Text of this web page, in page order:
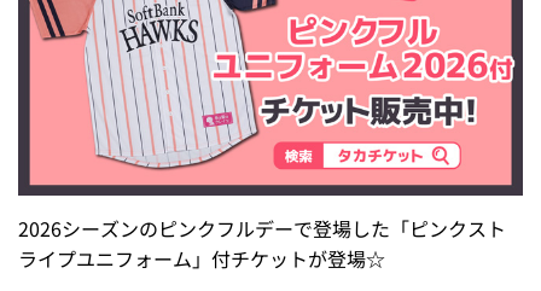
2026シーズンのピンクフルデーで登場した「ピンクスト
ライプユニフォーム」付チケットが登場☆